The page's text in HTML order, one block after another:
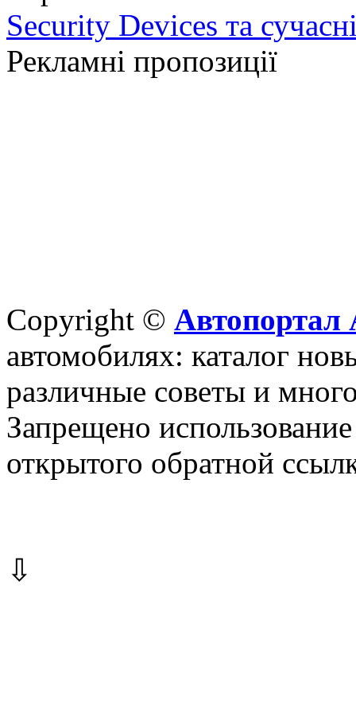
Security Devices та
Рекламні пропозиції
Copyright © Автопортал
автомобилях: каталог
различные советы и
Запрещено
открытого обратной
⇩